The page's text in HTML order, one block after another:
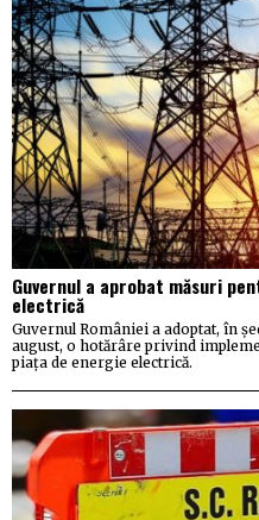
Guvernul a aprobat măsuri
electrică
Guvernul României a adoptat, în
august, o hotărâre privind
piața de energie electrică.